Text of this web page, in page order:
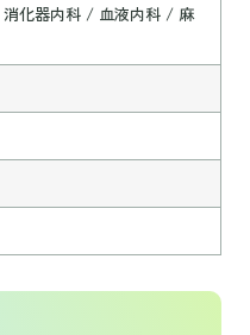
化器内科 / 血液内科 / 麻